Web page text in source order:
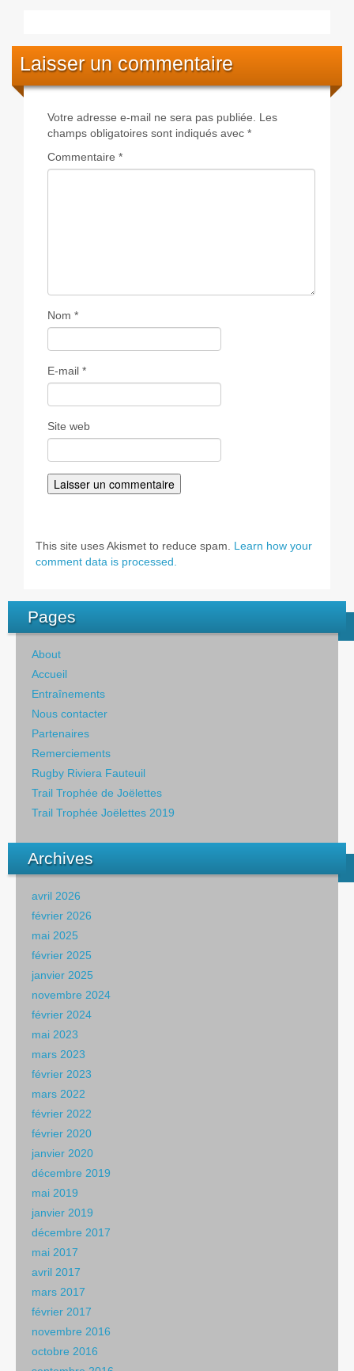
Laisser un commentaire
Votre adresse e-mail ne sera pas publiée. Les
champs obligatoires sont indiqués avec *
Commentaire *
Nom *
E-mail *
Site web
This site uses Akismet to reduce spam. Learn how your
comment data is processed.
Pages
About
Accueil
Entraînements
Nous contacter
Partenaires
Remerciements
Rugby Riviera Fauteuil
Trail Trophée de Joëlettes
Trail Trophée Joëlettes 2019
Archives
avril 2026
février 2026
mai 2025
février 2025
janvier 2025
novembre 2024
février 2024
mai 2023
mars 2023
février 2023
mars 2022
février 2022
février 2020
janvier 2020
décembre 2019
mai 2019
janvier 2019
décembre 2017
mai 2017
avril 2017
mars 2017
février 2017
novembre 2016
octobre 2016